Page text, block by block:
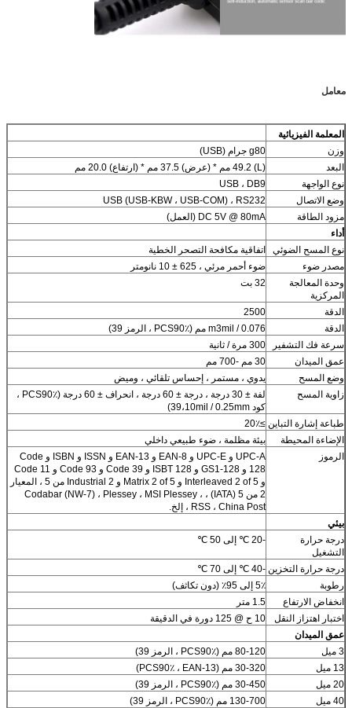
معامل
المعلمة الفيزيائية
وزن
g80 جرام (USB)
البعد
(L) 49.2 مم * (عرض) 37.5 مم * (ارتفاع) 20.0 مم
نوع الواجهة
USB ، DB9
وضع الاتصال
USB (USB-KBW ، USB-COM) ، RS232
مزود الطاقة
DC 5V @ 80mA (العمل)
أداء
نوع المسح الضوئي
اتفاقية مكافحة التصحر الخطية
مصدر ضوء
ضوء أحمر مرئي ، 625 ± 10 نانومتر
وحدة المعالجة
المركزية
32 بت
الدقة
2500
الدقة
m3mil / 0.076 مم (PCS90٪ ، الرمز 39)
سرعة فك التشفير
300 مرة / ثانية
عمق الميدان
30 مم -700 مم
وضع المسح
يدوي ، مستمر ، إحساس تلقائي ، وميض
زاوية المسح
لفة ± 30 درجة ، درجة ± 60 درجة ، انحراف ± 60 درجة (PCS90٪ ،
كود 39،10mil / 0.25mm)
طباعة إشارة التباين ≥20٪
الإضاءة المحيطة
بيئة مظلمة ، ضوء طبيعي داخلي
الرموز
UPC-A و UPC-E و EAN-8 و EAN-13 و ISSN و ISBN و Code
128 و GS1-128 و ISBT 128 و Code 39 و Code 93 و Code 11
و Interleaved 2 of 5 و Matrix 2 of 5 و Industrial 2 من 5 ، المعيار
2 من 5 (IATA) ، Codabar (NW-7) ، Plessey ، MSI Plessey ،
RSS ، China Post ، إلخ.
بيئي
درجة حرارة
التشغيل
-20 ℃ إلى 50 ℃
درجة حرارة التخزين -40 ℃ إلى 70 ℃
رطوبة
5٪ إلى 95٪ (دون تكاثف)
انخفاض الارتفاع
1.5 متر
اختبار اهتزاز النقل
10 ح @ 125 دورة في الدقيقة
عمق الميدان
3 ميل
80-120 مم (PCS90٪ ، الرمز 39)
13 ميل
30-320 مم (PCS90٪ ، EAN-13)
20 ميل
30-450 مم (PCS90٪ ، الرمز 39)
40 ميل
130-700 مم (PCS90٪ ، الرمز 39)